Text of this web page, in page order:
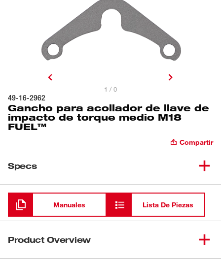
1 / 0
49-16-2962
Gancho para acollador de llave de
impacto de torque medio M18
FUEL™
Compartir
Specs
Cargando
Manuales Lista De Piezas
Product Overview